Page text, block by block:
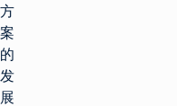
方
案
的
发
展